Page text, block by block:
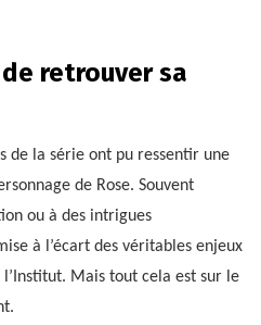
retrouver sa
de la série ont pu ressentir une
de Rose. Souvent
ou à des intrigues
à l’écart des véritables enjeux
Mais tout cela est sur le